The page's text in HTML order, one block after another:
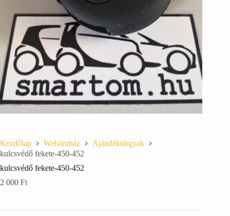
Kezdőlap Webáruház
Ajándéktárgyak
kulcsvédő fekete-450-452
kulcsvédő fekete-450-452
2 000 Ft